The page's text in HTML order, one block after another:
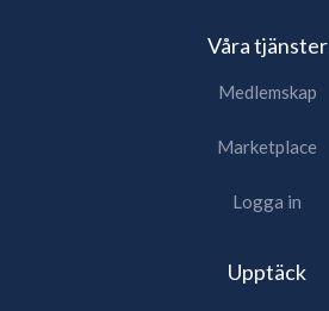
Våra tjänster
Medlemskap
Marketplace
Logga in
Upptäck